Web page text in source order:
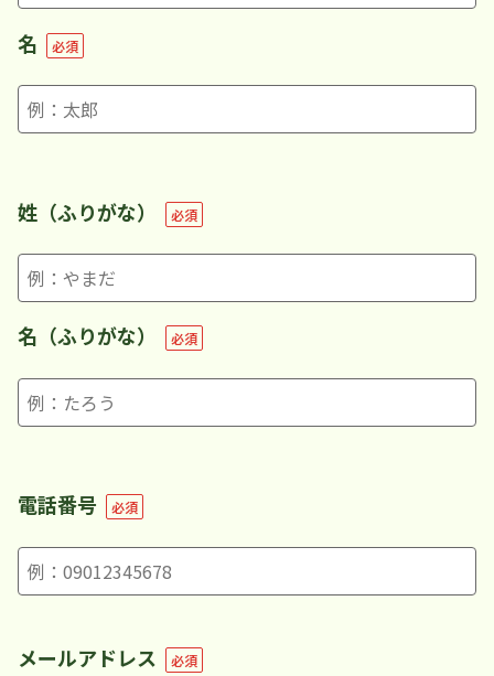
名 必須
姓（ふりがな） 必須
名（ふりがな） 必須
電話番号 必須
メールアドレス 必須